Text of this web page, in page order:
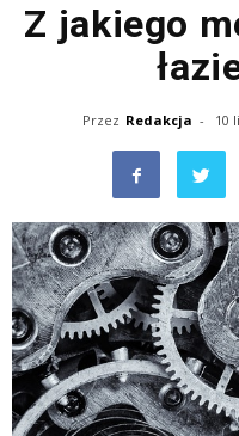
Z jakiego
Przez Redakcja - 10